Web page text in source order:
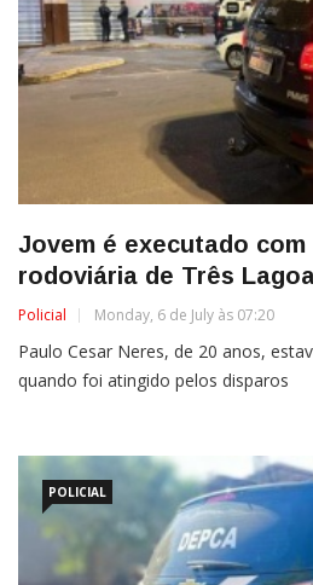
Jovem é executado
rodoviária de Três
Policial Monday, 6 de July às 07:20
Paulo Cesar Neres, de 20 anos,
quando foi atingido pelos disparos
POLICIAL